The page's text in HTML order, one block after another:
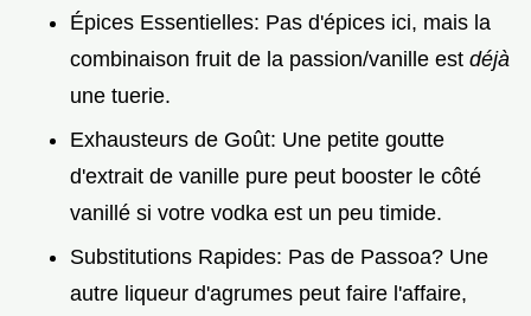
Épices Essentielles: Pas d'épices ici, mais la
combinaison fruit de la passion/vanille est déjà
une tuerie.
Exhausteurs de Goût: Une petite goutte
d'extrait de vanille pure peut booster le côté
vanillé si votre vodka est un peu timide.
Substitutions Rapides: Pas de Passoa? Une
autre liqueur d'agrumes peut faire l'affaire,